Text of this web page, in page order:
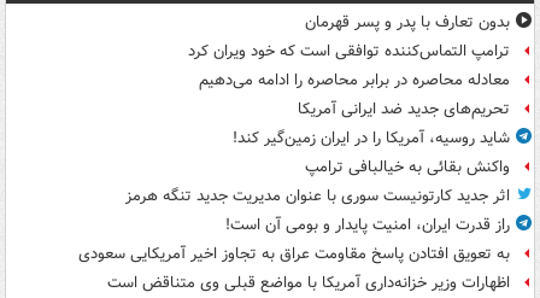
بدون تعارف با پدر و پسر قهرمان
ترامپ التماس‌کننده توافقی است که خود ویران کرد
معادله محاصره در برابر محاصره را ادامه می‌دهیم
تحریم‌های جدید ضد ایرانی آمریکا
شاید روسیه، آمریکا را در ایران زمین‌گیر کند!
واکنش بقائی به خیالبافی ترامپ
اثر جدید کارتونیست سوری با عنوان مدیریت جدید تنگه هرمز
راز قدرت ایران، امنیت پایدار و بومی آن است!
به تعویق افتادن پاسخ مقاومت عراق به تجاوز اخیر آمریکایی سعودی
اظهارات وزیر خزانه‌داری آمریکا با مواضع قبلی وی متناقض است